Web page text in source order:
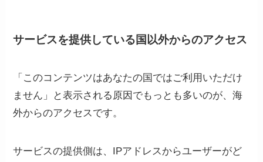
サービスを提供している国以外からのアクセス
「このコンテンツはあなたの国ではご利用いただけ
ません」と表示される原因でもっとも多いのが、海
外からのアクセスです。
サービスの提供側は、IPアドレスからユーザーがど